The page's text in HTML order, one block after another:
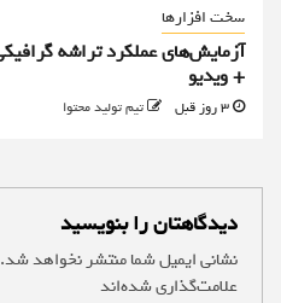
سخت افزارها
+ ویدیو
تیم تولید محتوا
دیدگاهتان را بنویسید
نشانی ایمیل شما منتشر نخواهد شد.
علامت‌گذاری شده‌اند